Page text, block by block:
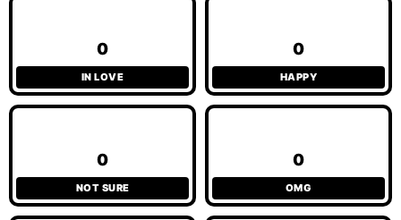
0
IN LOVE
0
HAPPY
0
NOT SURE
0
OMG